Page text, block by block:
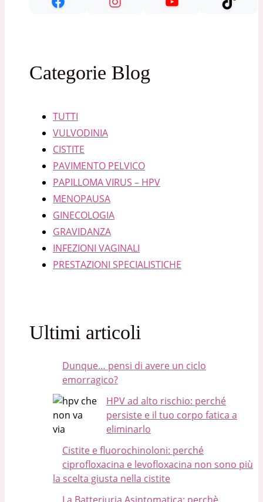
Categorie Blog
TUTTI
VULVODINIA
CISTITE
PAVIMENTO PELVICO
PAPILLOMA VIRUS – HPV
MENOPAUSA
GINECOLOGIA
GRAVIDANZA
INFEZIONI VAGINALI
PRESTAZIONI SPECIALISTICHE
Ultimi articoli
Dunque… pensi di avere un ciclo
emorragico?
HPV ad alto rischio: perché
persiste e il tuo corpo fatica a
eliminarlo
Cistite e fluorochinoloni: perché
ciprofloxacina e levofloxacina non sono più
la scelta giusta nella cistite